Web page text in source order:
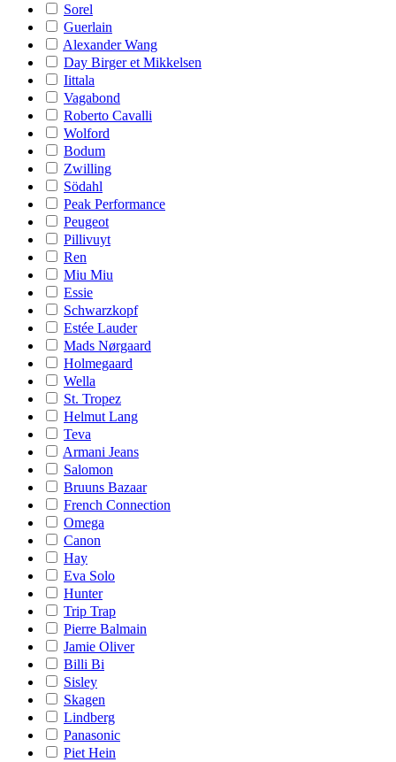
Sorel
Guerlain
Alexander Wang
Day Birger et Mikkelsen
Iittala
Vagabond
Roberto Cavalli
Wolford
Bodum
Zwilling
Södahl
Peak Performance
Peugeot
Pillivuyt
Ren
Miu Miu
Essie
Schwarzkopf
Estée Lauder
Mads Nørgaard
Holmegaard
Wella
St. Tropez
Helmut Lang
Teva
Armani Jeans
Salomon
Bruuns Bazaar
French Connection
Omega
Canon
Hay
Eva Solo
Hunter
Trip Trap
Pierre Balmain
Jamie Oliver
Billi Bi
Sisley
Skagen
Lindberg
Panasonic
Piet Hein